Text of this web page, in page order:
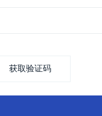
获取验证码